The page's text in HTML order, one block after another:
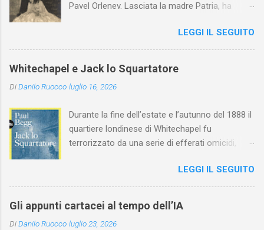
Pavel Orlenev. Lasciata la madre Patria, ha
l'arte della Pavlova ha raggiunto la piena
maturità ed è stata in grado di rinnovare
profondamente l'attardato mondo teatrale
LEGGI IL SEGUITO
Whitechapel e Jack lo Squartatore
DiDanilo Ruocco luglio 16, 2026
Durante la fine dell’estate e l’autunno del 1888 il
quartiere londinese di Whitechapel fu
terrorizzato da una serie di efferati omicidi,
assassino ribattezzato Jack lo Squartatore la
cui identità, tutt’oggi, resta ignota. Paul Begg in
Jack lo Squartatore: la vera storia , edito da
Utet, ricostruisce non solo i cinque omicidi
LEGGI IL SEGUITO
Gli appunti cartacei al tempo dell’IA
DiDanilo Ruocco luglio 23, 2026